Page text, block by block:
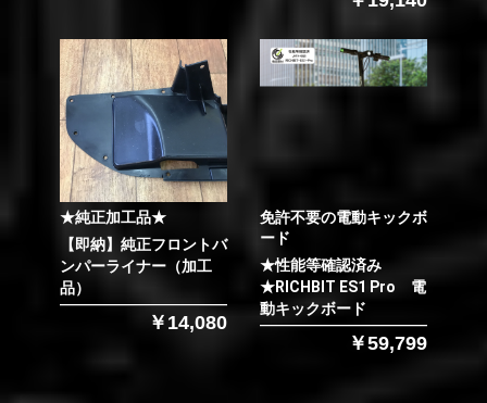
★純正加工品★
【即納】純正フロントバ
ンパーライナー（加工
品）
￥14,080
免許不要の電動キックボ
ード
★性能等確認済み
★RICHBIT ES1 Pro 電
動キックボード
￥59,799